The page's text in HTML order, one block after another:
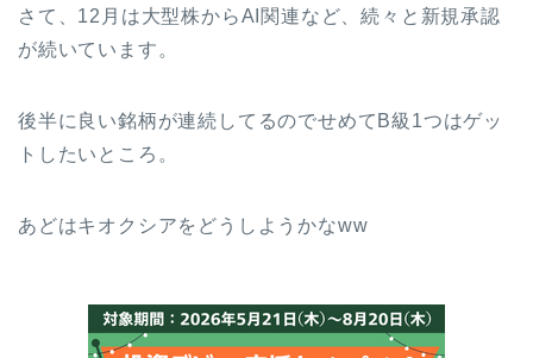
さて、12月は大型株からAI関連など、続々と新規承認
が続いています。
後半に良い銘柄が連続してるのでせめてB級1つはゲッ
トしたいところ。
あどはキオクシアをどうしようかなww